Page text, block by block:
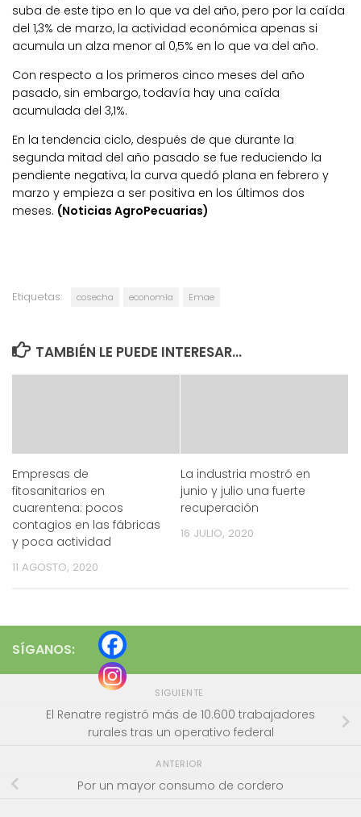
suba de este tipo en lo que va del año, pero por la caída
del 1,3% de marzo, la actividad económica apenas si
acumula un alza menor al 0,5% en lo que va del año.
Con respecto a los primeros cinco meses del año
pasado, sin embargo, todavía hay una caída
acumulada del 3,1%.
En la tendencia ciclo, después de que durante la
segunda mitad del año pasado se fue reduciendo la
pendiente negativa, la curva quedó plana en febrero y
marzo y empieza a ser positiva en los últimos dos
meses. (Noticias AgroPecuarias)
Etiquetas: cosecha economía Emae
TAMBIÉN LE PUEDE INTERESAR...
Empresas de
fitosanitarios en
cuarentena: pocos
contagios en las fábricas
y poca actividad
11 AGOSTO, 2020
La industria mostró en
junio y julio una fuerte
recuperación
16 JULIO, 2020
SÍGANOS:
SIGUIENTE
El Renatre registró más de 10.600 trabajadores
rurales tras un operativo federal
ANTERIOR
Por un mayor consumo de cordero